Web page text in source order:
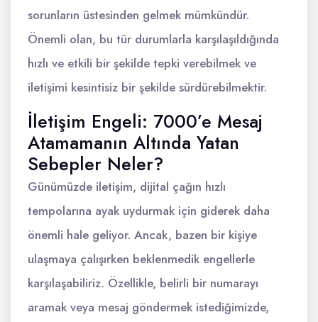
sorunların üstesinden gelmek mümkündür.
Önemli olan, bu tür durumlarla karşılaşıldığında
hızlı ve etkili bir şekilde tepki verebilmek ve
iletişimi kesintisiz bir şekilde sürdürebilmektir.
İletişim Engeli: 7000’e Mesaj
Atamamanın Altında Yatan
Sebepler Neler?
Günümüzde iletişim, dijital çağın hızlı
tempolarına ayak uydurmak için giderek daha
önemli hale geliyor. Ancak, bazen bir kişiye
ulaşmaya çalışırken beklenmedik engellerle
karşılaşabiliriz. Özellikle, belirli bir numarayı
aramak veya mesaj göndermek istediğimizde,